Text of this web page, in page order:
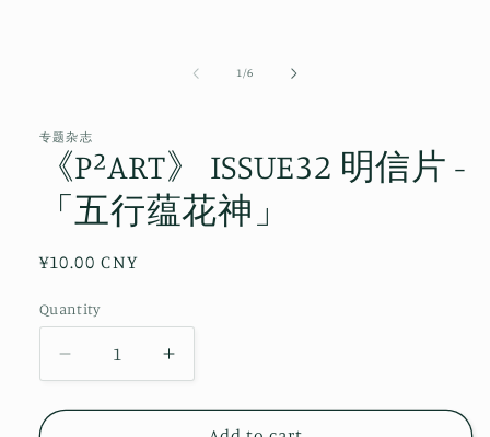
1 /of
6
专题杂志
《P²ART》 ISSUE32 明信片 -
「五行蕴花神」
Regular
¥10.00 CNY
Quantity
Quantity
Decrease
quantity
for
Increase
quantity
for